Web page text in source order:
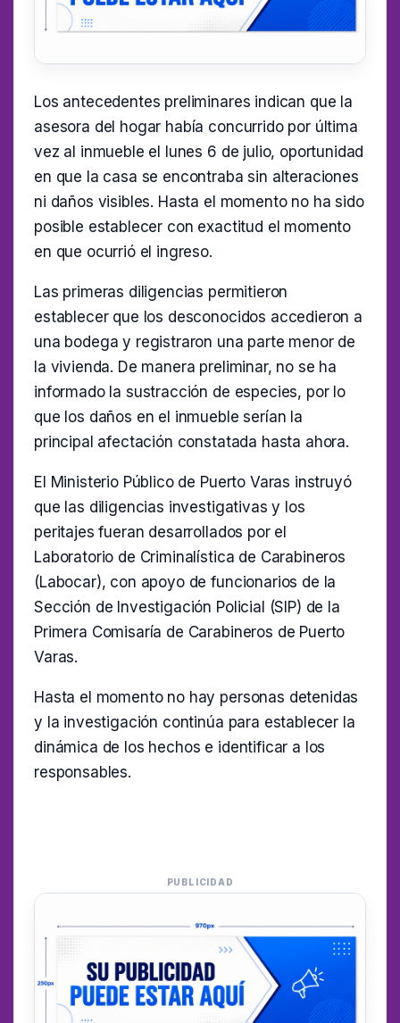
Los antecedentes preliminares indican que la
asesora del hogar había concurrido por última
vez al inmueble el lunes 6 de julio, oportunidad
en que la casa se encontraba sin alteraciones
ni daños visibles. Hasta el momento no ha sido
posible establecer con exactitud el momento
en que ocurrió el ingreso.
Las primeras diligencias permitieron
establecer que los desconocidos accedieron a
una bodega y registraron una parte menor de
la vivienda. De manera preliminar, no se ha
informado la sustracción de especies, por lo
que los daños en el inmueble serían la
principal afectación constatada hasta ahora.
El Ministerio Público de Puerto Varas instruyó
que las diligencias investigativas y los
peritajes fueran desarrollados por el
Laboratorio de Criminalística de Carabineros
(Labocar), con apoyo de funcionarios de la
Sección de Investigación Policial (SIP) de la
Primera Comisaría de Carabineros de Puerto
Varas.
Hasta el momento no hay personas detenidas
y la investigación continúa para establecer la
dinámica de los hechos e identificar a los
responsables.
PUBLICIDAD